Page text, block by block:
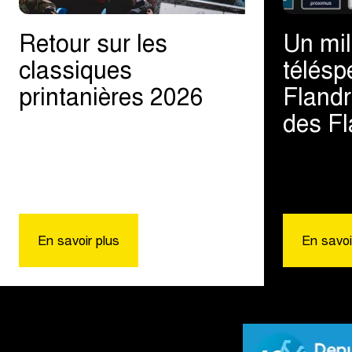
Retour sur les
classiques
printanières 2026
En savoir plus
Un
des
En